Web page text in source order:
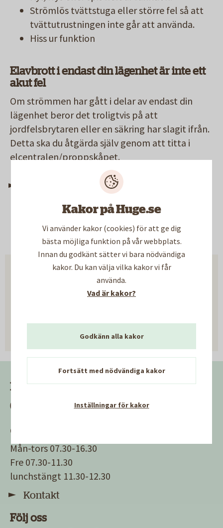
Kakor på Huge.se
Vi använder kakor (cookies) för att ge dig
bästa möjliga funktion på vår webbplats.
Innan du godkänt sätter vi bara nödvändiga
kakor. Du kan välja vilka kakor vi får
använda.
Vad är kakor?
Godkänn alla kakor
Fortsätt med nödvändiga kakor
Inställningar för kakor
Strömlös tvättstuga eller större fel så att
tvättutrustningen inte går att använda.
Hiss ur funktion
Elavbrott i endast din lägenhet är inte ett
akut fel
Om strömmen har gått i delar av endast din
lägenhet beror det troligtvis på att
jordfelsbrytaren eller en säkring har slagit ifrån.
Detta ska du åtgärda själv genom att titta i
elcentralen/proppskåpet.
Senast uppdaterad: 28 juni 2018
Hjälpte informationen på den
här sidan dig?
Ja Nej
Kundservice
08-502 360 10
Öppettider
Mån-tors 07.30-16.30
Fre 07.30-11.30
lunchstängt 11.30-12.30
Kontakt
Följ oss